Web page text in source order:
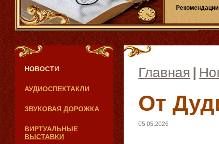
НОВОСТИ
АУДИОСПЕКТАКЛИ
ЗВУКОВАЯ ДОРОЖКА
ВИРТУАЛЬНЫЕ
ВЫСТАВКИ
Главная |
От
05.05.2026